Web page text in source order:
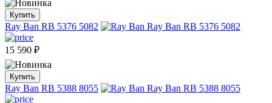
Купить
Ray Ban RB 5376 5082
15 590 ₽
Купить
Ray Ban RB 5388 8055